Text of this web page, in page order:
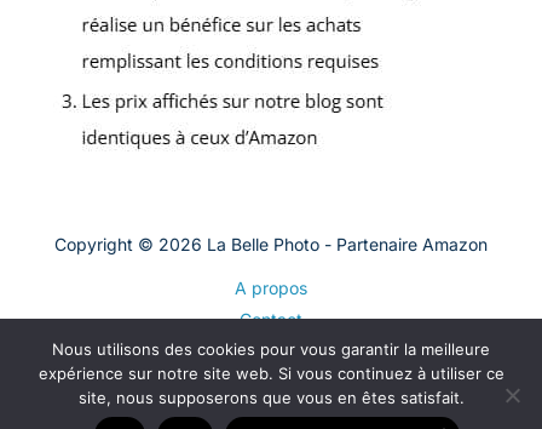
Copyright © 2026 La Belle Photo - Partenaire Amazon
A propos
Contact
Plan du site
Mentions légales
Politique de confidentialité
Nous utilisons des cookies pour vous garantir la meilleure
expérience sur notre site web. Si vous continuez à utiliser ce
site, nous supposerons que vous en êtes satisfait.